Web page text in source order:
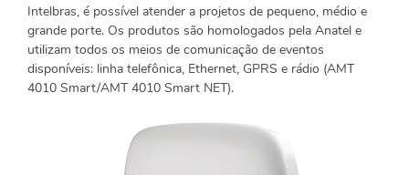
Intelbras, é possível atender a projetos de pequeno, médio e
grande porte. Os produtos são homologados pela Anatel e
utilizam todos os meios de comunicação de eventos
disponíveis: linha telefônica, Ethernet, GPRS e rádio (AMT
4010 Smart/AMT 4010 Smart NET).